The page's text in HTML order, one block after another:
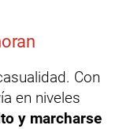
Con
en niveles
y marcharse